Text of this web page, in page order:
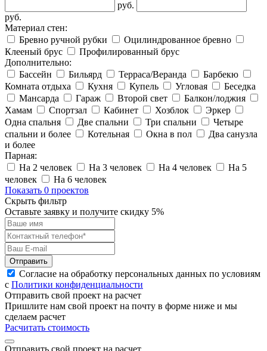
руб.
руб.
Материал стен:
Бревно ручной рубки
Оцилиндрованное бревно
Клееный брус
Профилированный брус
Дополнительно:
Бассейн
Бильярд Терраса/Веранда
Барбекю
Комната отдыха
Кухня Купель Угловая
Беседка
Мансарда
Гараж Второй свет
Балкон/лоджия
Хамам
Спортзал Кабинет Хозблок
Эркер
Одна спальня
Две спальни Три спальни
Четыре
спальни и более
Котельная Окна в пол
Два санузла
и более
Парная:
На 2 человек
На 3 человек На 4 человек
На 5
человек
На 6 человек
Показать 0 проектов
Скрыть фильтр
Оставьте заявку и получите скидку 5%
Отправить
Согласие на обработку персональных данных по условиям
с Политики конфиденциальности
Отправить свой проект на расчет
Пришлите нам свой проект на почту в форме ниже и мы
сделаем расчет
Расчитать стоимость